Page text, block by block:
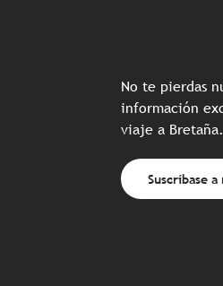
No te pierdas
información
viaje a Bretaña.
Suscríbase